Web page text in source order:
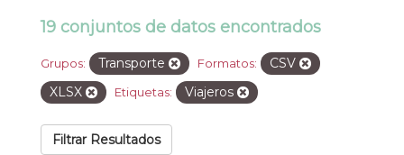
19 conjuntos de datos encontrados
Grupos: Transporte Formatos:
CSV
XLSX
Etiquetas: Viajeros
Filtrar Resultados